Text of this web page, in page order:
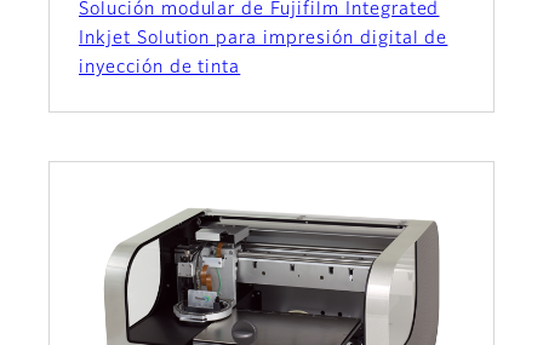
Solución modular de Fujifilm Integrated
Inkjet Solution para impresión digital de
inyección de tinta